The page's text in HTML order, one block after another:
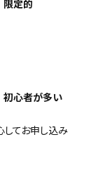
限定的
初心者が多い
してお申し込み